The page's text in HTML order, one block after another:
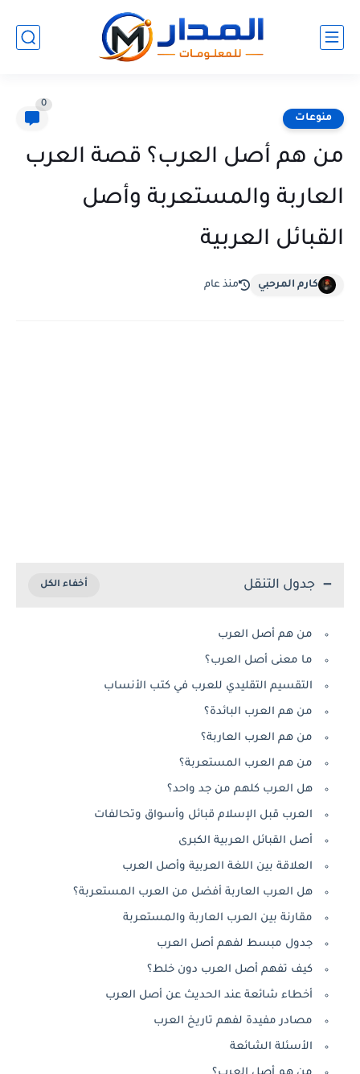
منوعات
0
من هم أصل العرب؟ قصة العرب
العاربة والمستعربة وأصل
القبائل العربية
كارم المرحبي منذ عام
جدول التنقل
من هم أصل العرب
ما معنى أصل العرب؟
التقسيم التقليدي للعرب في كتب الأنساب
من هم العرب البائدة؟
من هم العرب العاربة؟
من هم العرب المستعربة؟
هل العرب كلهم من جد واحد؟
العرب قبل الإسلام قبائل وأسواق وتحالفات
أصل القبائل العربية الكبرى
العلاقة بين اللغة العربية وأصل العرب
هل العرب العاربة أفضل من العرب المستعربة؟
مقارنة بين العرب العاربة والمستعربة
جدول مبسط لفهم أصل العرب
كيف تفهم أصل العرب دون خلط؟
أخطاء شائعة عند الحديث عن أصل العرب
مصادر مفيدة لفهم تاريخ العرب
الأسئلة الشائعة